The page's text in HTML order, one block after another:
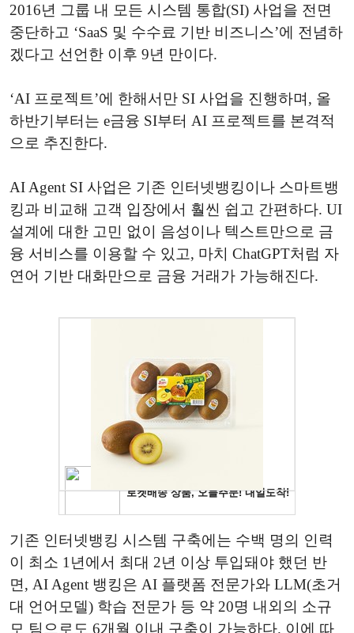
2016년 그룹 내 모든 시스템 통합(SI) 사업을 전면
중단하고 ‘SaaS 및 수수료 기반 비즈니스’에 전념하
겠다고 선언한 이후 9년 만이다.
‘AI 프로젝트’에 한해서만 SI 사업을 진행하며, 올
하반기부터는 e금융 SI부터 AI 프로젝트를 본격적
으로 추진한다.
AI Agent SI 사업은 기존 인터넷뱅킹이나 스마트뱅
킹과 비교해 고객 입장에서 훨씬 쉽고 간편하다. UI
설계에 대한 고민 없이 음성이나 텍스트만으로 금
융 서비스를 이용할 수 있고, 마치 ChatGPT처럼 자
연어 기반 대화만으로 금융 거래가 가능해진다.
기존 인터넷뱅킹 시스템 구축에는 수백 명의 인력
이 최소 1년에서 최대 2년 이상 투입돼야 했던 반
면, AI Agent 뱅킹은 AI 플랫폼 전문가와 LLM(초거
대 언어모델) 학습 전문가 등 약 20명 내외의 소규
모 팀으로도 6개월 이내 구축이 가능하다. 이에 따